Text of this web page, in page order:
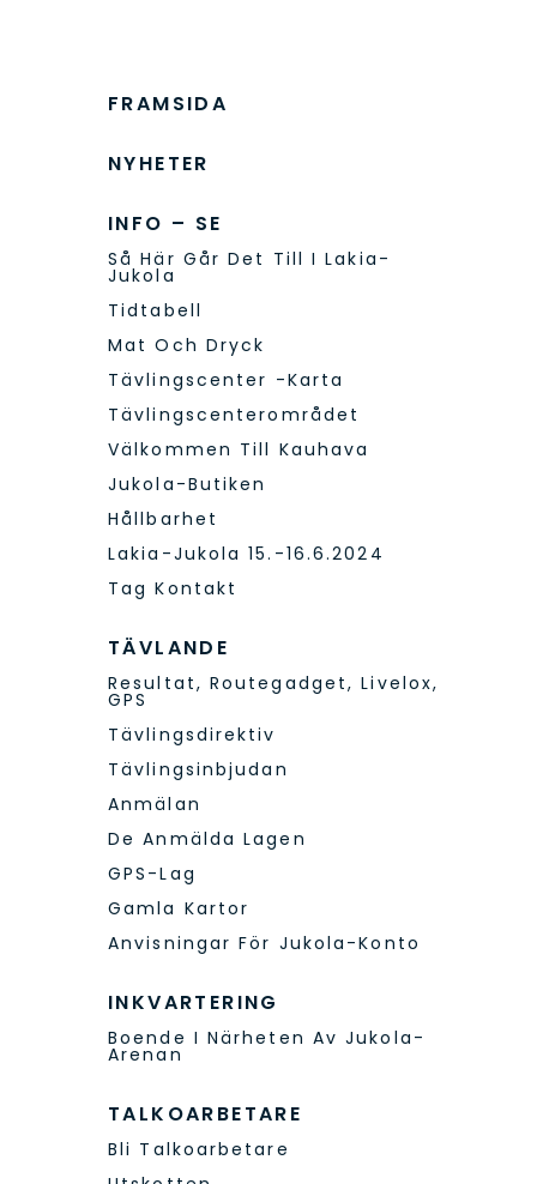
FRAMSIDA
NYHETER
INFO – SE
Så Här Går Det Till I Lakia-
Jukola
Tidtabell
Mat Och Dryck
Tävlingscenter -karta
Tävlingscenterområdet
Välkommen Till Kauhava
Jukola-Butiken
Hållbarhet
Lakia-Jukola 15.-16.6.2024
Tag Kontakt
TÄVLANDE
Resultat, Routegadget, Livelox,
GPS
Tävlingsdirektiv
Tävlingsinbjudan
Anmälan
De Anmälda Lagen
GPS-Lag
Gamla Kartor
Anvisningar För Jukola-Konto
INKVARTERING
Boende I Närheten Av Jukola-
Arenan
TALKOARBETARE
Bli Talkoarbetare